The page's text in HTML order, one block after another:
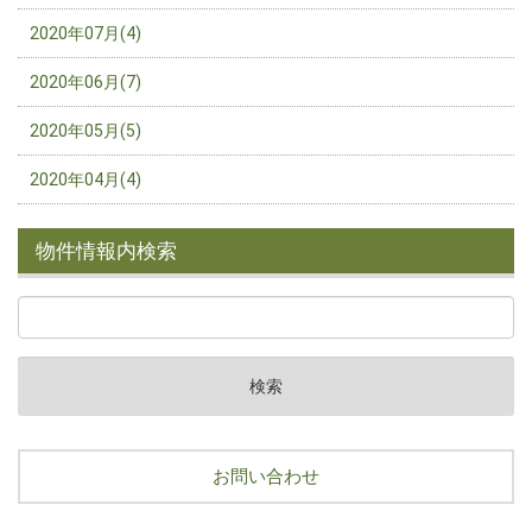
2020年07月(4)
2020年06月(7)
2020年05月(5)
2020年04月(4)
物件情報内検索
お問い合わせ